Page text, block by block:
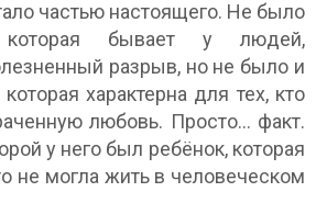
частью настоящего. Не было
бывает у людей,
разрыв, но не было и
характерна для тех, кто
любовь. Просто… факт.
у него был ребёнок, которая
не могла жить в человеческом